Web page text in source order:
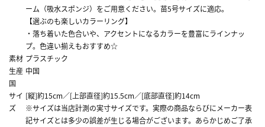
ーム（吸水スポンジ）をご用意ください。苗5号サイズに適応。
【選ぶのも楽しいカラーリング】
・落ち着いた色合いや、アクセントになるカラーを豊富にラインナッ
プ。色違い揃えもおすすめ☆
素材 プラスチック
生産
国
中国
サイ
ズ
[縦]約15cm／[上部直径]約15.5cm／[底部直径]約14cm
※サイズは当店計測の実寸サイズです。実際の商品ならびにメーカー表
記サイズとは多少の誤差が生じる場合がございます。あらかじめご了承